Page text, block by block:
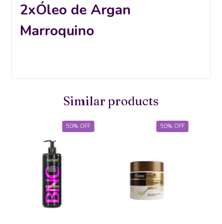
2xÓleo de Argan
Marroquino
Similar products
50% OFF 50% OFF